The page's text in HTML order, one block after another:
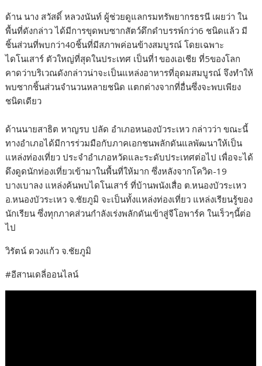
ด้าน นาง สวัสดิ์ หลวงนันท์ ผู้ช่วยดูแลกรมทรัพยากรธรนี เผยว่า ใน
พื้นที่ดังกล่าว ได้มีการขุดพบซากสัตว์ดึกดำบรรพ์กว่า6 ชนิดแล้ว มี
ชิ้นส่วนที่พบกว่า40ชิ้นที่มีสภาพค่อนข้างสมบูรณ์ โดยเฉพาะ
ไดโนเสาร์ ตัวใหญ่ที่สุดในประเทศ เป็นที่1ของเอเชีย ที่5ของโลก
คาดว่าบริเวณดังกล่าวน่าจะเป็นแหล่งอาหารที่อุดมสมบูรณ์ จึงทำให้
พบซากชิ้นส่วนจำนวนหลายชนิด แตกต่างจากที่อื่นซึ่งจะพบเพียง
ชนิดเดียว
ด้านนายสาธิต หาญรบ ปลัด อำเภอหนองบัวระเหว กล่าวว่า ขณะนี้
ทางอำเภอได้มีการร่วมมือกับภาคเอกชนพลักดันแลพัฒนาให้เป็น
แหล่งท่องเที่ยว ประจำอำเภอหวัดและระดับประเทศต่อไป เพื่อจะได้
ดึงดูดนักท่องเที่ยวเข้ามาในพื้นที่ให้มาก ซึ่งหลังจากโควิด-19
บางเบาลง แหล่งค้นพบไดโนเสาร์ ที่บ้านพนังเสื่อ ต.หนองบัวระเหว
อ.หนองบัวระเหว จ.ชัยภูมิ จะเป็นทั้งแหล่งท่องเที่ยว แหล่งเรียนรู้ของ
นักเรียน ซึ่งทุกภาคส่วนกำลังเร่งพลักดันเข้าสู่จีโอพาร์ค ในเร็วๆนี้ต่อ
ไป
วิรัตน์ ดวงแก้ว จ.ชัยภูมิ
#อีสานเดลี่ออนไลน์